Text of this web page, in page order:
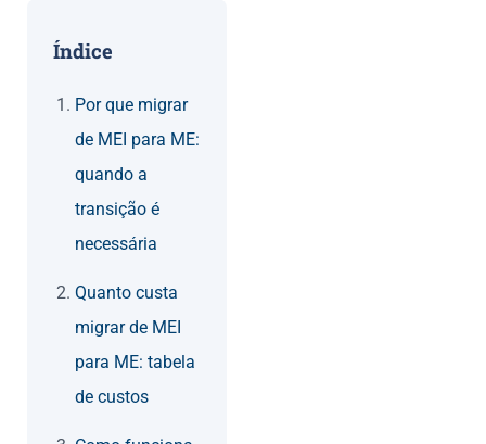
Índice
Por que migrar
de MEI para ME:
quando a
transição é
necessária
Quanto custa
migrar de MEI
para ME: tabela
de custos